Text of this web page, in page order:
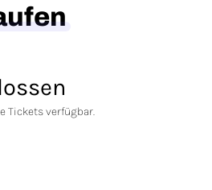
Tickets verfügbar.